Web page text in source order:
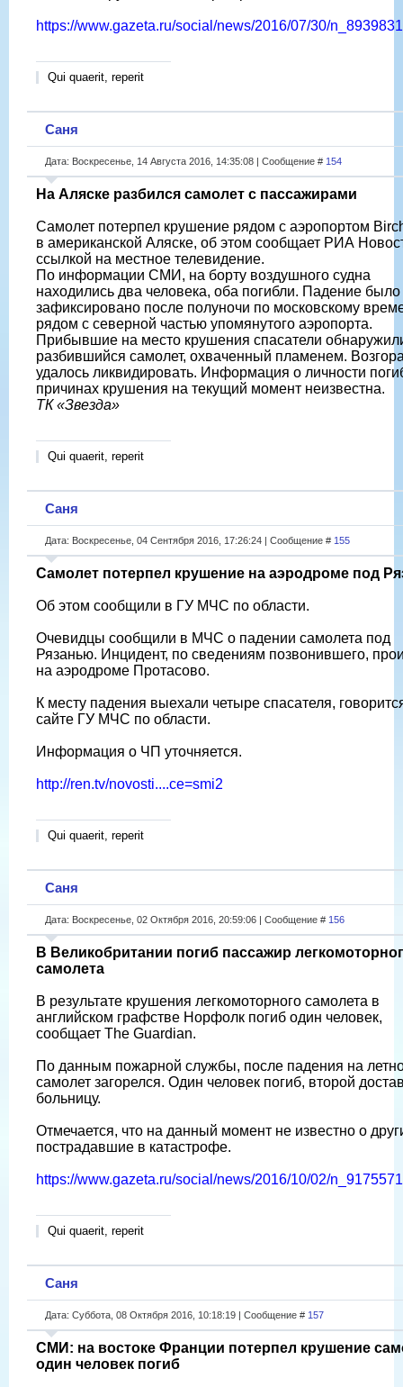
https://www.gazeta.ru/social/news/2016/07/30/
Qui quaerit, reperit
Саня
Дата: Воскресенье, 14 Августа 2016, 14:35:08 | Сообщение # 154
На Аляске разбился самолет с пассажирами
Самолет потерпел крушение рядом с аэропортом
в американской Аляске, об этом сообщает РИА
ссылкой на местное телевидение.
По информации СМИ, на борту воздушного судна
находились два человека, оба погибли. Падение было
зафиксировано после полуночи по московскому
рядом с северной частью упомянутого аэропорта.
Прибывшие на место крушения спасатели
разбившийся самолет, охваченный пламенем.
удалось ликвидировать. Информация о личности
причинах крушения на текущий момент неизвестна.
ТК «Звезда»
Qui quaerit, reperit
Саня
Дата: Воскресенье, 04 Сентября 2016, 17:26:24 | Сообщение # 155
Самолет потерпел крушение на аэродроме под
Об этом сообщили в ГУ МЧС по области.
Очевидцы сообщили в МЧС о падении самолета под
Рязанью. Инцидент, по сведениям позвонившего,
на аэродроме Протасово.
К месту падения выехали четыре спасателя,
сайте ГУ МЧС по области.
Информация о ЧП уточняется.
http://ren.tv/novosti....ce=smi2
Qui quaerit, reperit
Саня
Дата: Воскресенье, 02 Октября 2016, 20:59:06 | Сообщение # 156
В Великобритании погиб пассажир
самолета
В результате крушения легкомоторного самолета в
английском графстве Норфолк погиб один человек,
сообщает The Guardian.
По данным пожарной службы, после падения на
самолет загорелся. Один человек погиб, второй
больницу.
Отмечается, что на данный момент не известно о
пострадавшие в катастрофе.
https://www.gazeta.ru/social/news/2016/10/02/
Qui quaerit, reperit
Саня
Дата: Суббота, 08 Октября 2016, 10:18:19 | Сообщение # 157
СМИ: на востоке Франции потерпел крушение
один человек погиб